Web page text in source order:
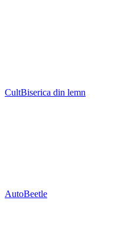
CultBiserica din lemn
AutoBeetle